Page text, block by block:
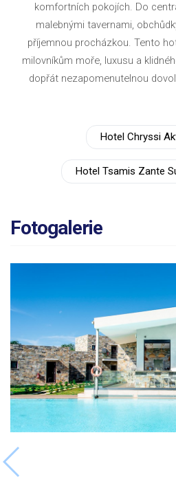
komfortních pokojích. Do
malebnými tavernami,
příjemnou procházkou. Tento
milovníkům moře, luxusu a
dopřát nezapomenutelnou
Hotel Chryssi
Hotel Tsamis Zante
Fotogalerie